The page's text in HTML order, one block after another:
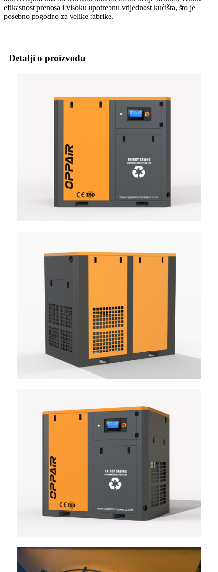
efikasnost prenosa i visoku upotrebnu vrijednost kućišta, što je
posebno pogodno za velike fabrike.
Detalji o proizvodu